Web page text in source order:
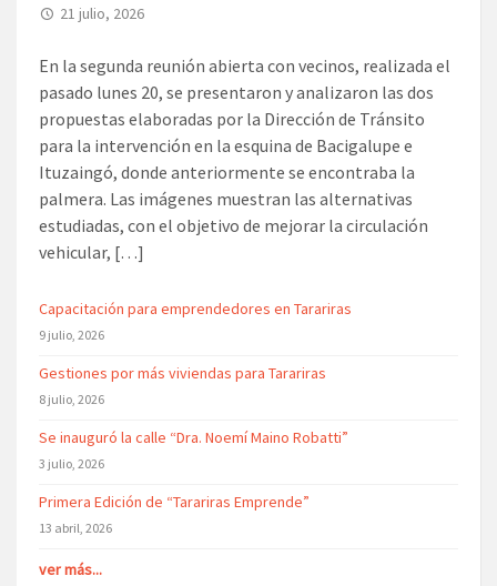
21 julio, 2026
En la segunda reunión abierta con vecinos, realizada el
pasado lunes 20, se presentaron y analizaron las dos
propuestas elaboradas por la Dirección de Tránsito
para la intervención en la esquina de Bacigalupe e
Ituzaingó, donde anteriormente se encontraba la
palmera. Las imágenes muestran las alternativas
estudiadas, con el objetivo de mejorar la circulación
vehicular, […]
Capacitación para emprendedores en Tarariras
9 julio, 2026
Gestiones por más viviendas para Tarariras
8 julio, 2026
Se inauguró la calle “Dra. Noemí Maino Robatti”
3 julio, 2026
Primera Edición de “Tarariras Emprende”
13 abril, 2026
ver más...